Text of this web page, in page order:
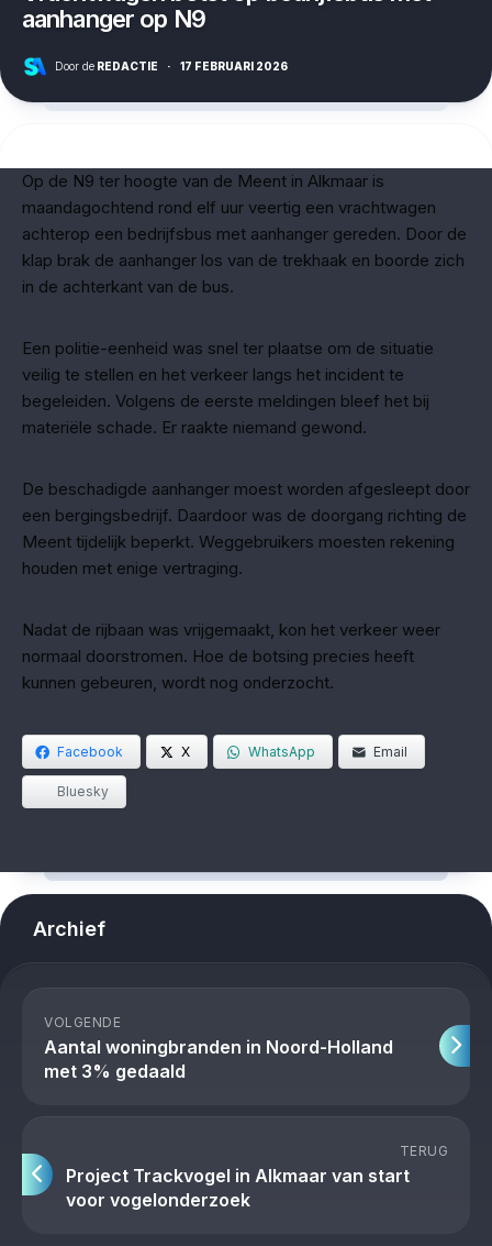
aanhanger op N9
Door de REDACTIE · 17 FEBRUARI 2026
Op de N9 ter hoogte van de Meent in Alkmaar is
maandagochtend rond elf uur veertig een vrachtwagen
achterop een bedrijfsbus met aanhanger gereden. Door de
klap brak de aanhanger los van de trekhaak en boorde zich
in de achterkant van de bus.
Een politie-eenheid was snel ter plaatse om de situatie
veilig te stellen en het verkeer langs het incident te
begeleiden. Volgens de eerste meldingen bleef het bij
materiële schade. Er raakte niemand gewond.
De beschadigde aanhanger moest worden afgesleept door
een bergingsbedrijf. Daardoor was de doorgang richting de
Meent tijdelijk beperkt. Weggebruikers moesten rekening
houden met enige vertraging.
Nadat de rijbaan was vrijgemaakt, kon het verkeer weer
normaal doorstromen. Hoe de botsing precies heeft
kunnen gebeuren, wordt nog onderzocht.
Facebook X WhatsApp Email
Bluesky
Archief
VOLGENDE
Aantal woningbranden in Noord-Holland
met 3% gedaald
TERUG
Project Trackvogel in Alkmaar van start
voor vogelonderzoek